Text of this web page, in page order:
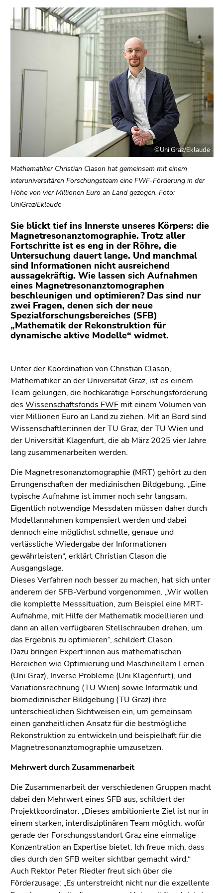
Sie diesen
Link.
(Zugriffstaste
1)
Zur
Positionsanzeige
(Zugriffstaste
2)
Zur
Hauptnavigation
(Zugriffstaste
3)
Zu
den
(Zugriffstaste
5)
Zu
den
Seiteneinstellungen
(Benutzer/Sprache)
(Zugriffstaste
8)
Zur
Suche
©Uni Graz/Eklaude
Mathematiker Christian Clason hat gemeinsam mit einem
interuniversitären Forschungsteam eine FWF-Förderung in der
Höhe von vier Millionen Euro an Land gezogen. Foto:
UniGraz/Eklaude
Sie blickt tief ins Innerste unseres Körpers: die
Magnetresonanztomographie. Trotz aller
Fortschritte ist es eng in der Röhre, die
Untersuchung dauert lange. Und manchmal
sind Informationen nicht ausreichend
aussagekräftig. Wie lassen sich Aufnahmen
eines Magnetresonanztomographen
beschleunigen und optimieren? Das sind nur
zwei Fragen, denen sich der neue
Spezialforschungsbereiches (SFB)
„Mathematik der Rekonstruktion für
dynamische aktive Modelle“ widmet.
Unter der Koordination von Christian Clason,
Mathematiker an der Universität Graz, ist es einem
Team gelungen, die hochkarätige Forschungsförderung
des Wissenschaftsfonds FWF mit einem Volumen von
vier Millionen Euro an Land zu ziehen. Mit an Bord sind
Wissenschaftler:innen der TU Graz, der TU Wien und
der Universität Klagenfurt, die ab März 2025 vier Jahre
lang zusammenarbeiten werden.
Die Magnetresonanztomographie (MRT) gehört zu den
Errungenschaften der medizinischen Bildgebung. „Eine
typische Aufnahme ist immer noch sehr langsam.
Eigentlich notwendige Messdaten müssen daher durch
Modellannahmen kompensiert werden und dabei
dennoch eine möglichst schnelle, genaue und
verlässliche Wiedergabe der Informationen
gewährleisten“, erklärt Christian Clason die
Ausgangslage.
Dieses Verfahren noch besser zu machen, hat sich unter
anderem der SFB-Verbund vorgenommen. „Wir wollen
die komplette Messsituation, zum Beispiel eine MRT-
Aufnahme, mit Hilfe der Mathematik modellieren und
dann an allen verfügbaren Stellschrauben drehen, um
das Ergebnis zu optimieren“, schildert Clason.
Dazu bringen Expert:innen aus mathematischen
Bereichen wie Optimierung und Maschinellem Lernen
(Uni Graz), Inverse Probleme (Uni Klagenfurt), und
Variationsrechnung (TU Wien) sowie Informatik und
biomedizinischer Bildgebung (TU Graz) ihre
unterschiedlichen Sichtweisen ein, um gemeinsam
einen ganzheitlichen Ansatz für die bestmögliche
Rekonstruktion zu entwickeln und beispielhaft für die
Magnetresonanztomographie umzusetzen.
Mehrwert durch Zusammenarbeit
Die Zusammenarbeit der verschiedenen Gruppen macht
dabei den Mehrwert eines SFB aus, schildert der
Projektkoordinator: „Dieses ambitionierte Ziel ist nur in
einem starken, interdisziplinären Team möglich, wofür
gerade der Forschungsstandort Graz eine einmalige
Konzentration an Expertise bietet. Ich freue mich, dass
dies durch den SFB weiter sichtbar gemacht wird.“
Auch Rektor Peter Riedler freut sich über die
Förderzusage: „Es unterstreicht nicht nur die exzellente